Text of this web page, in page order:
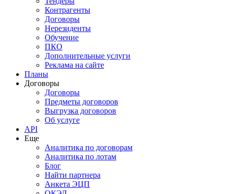
Контрагенты
Договоры
Нерезиденты
Обучение
ПКО
Дополнительные услуги
Реклама на сайте
Планы
Договоры
Договоры
Предметы договоров
Выгрузка договоров
Об услуге
API
Еще
Аналитика по договорам
Аналитика по лотам
Блог
Найти партнера
Анкета ЭЦП